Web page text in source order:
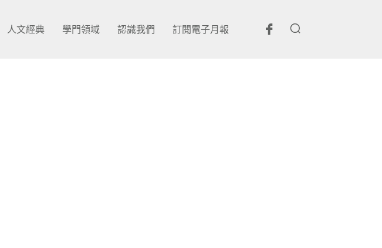
人文經典 學門領域 認識我們 訂閱電子月報